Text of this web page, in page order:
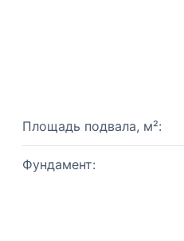
Площадь подвала, м²:
Фундамент: